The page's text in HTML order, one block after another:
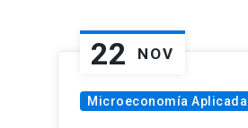
22 NOV
Microeconomía Aplicada